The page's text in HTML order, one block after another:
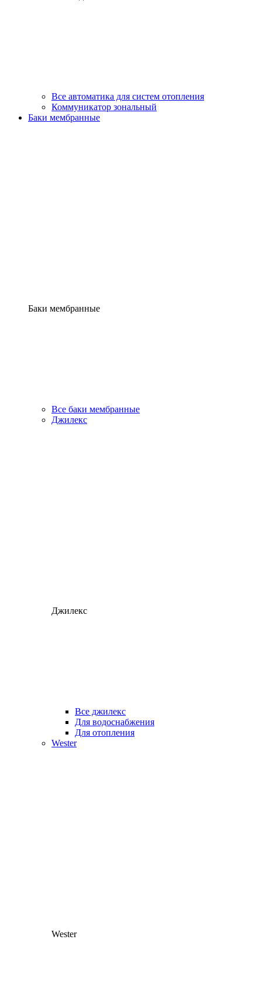
Все автоматика для систем отопления
Коммуникатор зональный
Баки мембранные
Баки мембранные
Все баки мембранные
Джилекс
Джилекс
Все джилекс
Для водоснабжения
Для отопления
Wester
Wester